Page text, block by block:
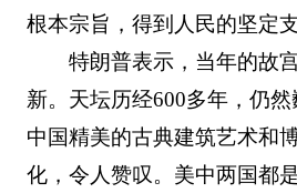
根本宗旨，得到人民的坚定
特朗普表示，当年的故
新。天坛历经600多年，仍
中国精美的古典建筑艺术和
化，令人赞叹。美中两国都